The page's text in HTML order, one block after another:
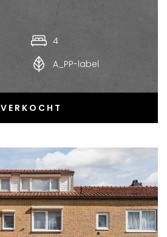
4
A_PP-label
VERKOCHT